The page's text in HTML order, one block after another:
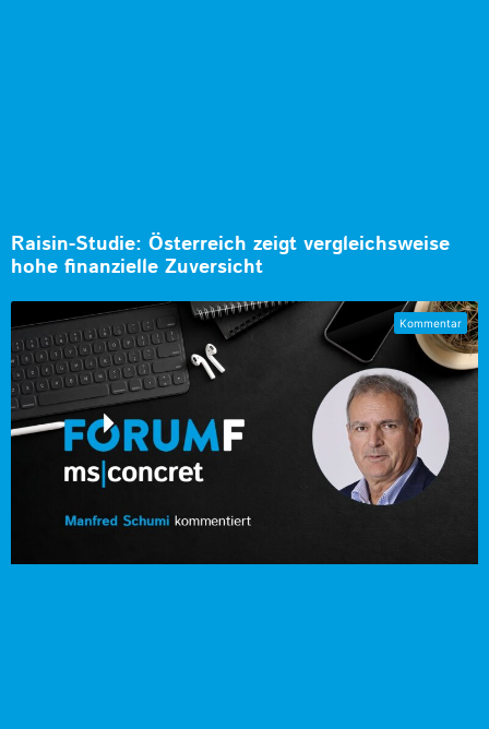
Raisin-Studie: Österreich zeigt vergleichsweise
hohe finanzielle Zuversicht